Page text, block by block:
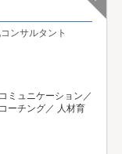
ンサルタント
ミュニケーション／
ーチング／ 人材育